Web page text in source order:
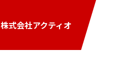
株式会社アクティオ